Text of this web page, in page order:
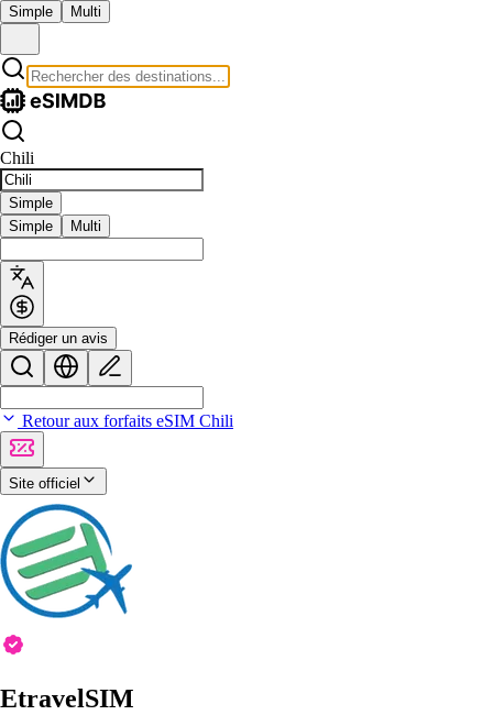
Simple Multi
Chili
Simple
Simple
Multi
Rédiger un avis
Retour aux forfaits eSIM Chili
Site officiel
EtravelSIM